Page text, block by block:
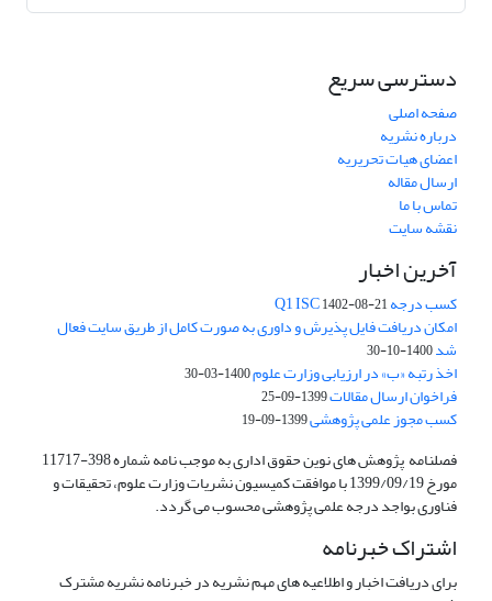
دسترسی سریع
صفحه اصلی
درباره نشریه
اعضای هیات تحریریه
ارسال مقاله
تماس با ما
نقشه سایت
آخرین اخبار
کسب درجه Q1 ISC1402-08-21
امکان دریافت فایل پذیرش و داوری به صورت کامل از طریق سایت فعال
شد1400-10-30
اخذ رتبه «ب» در ارزیابی وزارت علوم1400-03-30
فراخوان ارسال مقالات1399-09-25
کسب مجوز علمی پژوهشی1399-09-19
فصلنامه پژوهش های نوین حقوق اداری به موجب نامه شماره 398-11717
مورخ 1399/09/19 با موافقت کمیسیون نشریات وزارت علوم، تحقیقات و
فناوری بواجد درجه علمی پژوهشی محسوب می گردد.
اشتراک خبرنامه
برای دریافت اخبار و اطلاعیه های مهم نشریه در خبرنامه نشریه مشترک